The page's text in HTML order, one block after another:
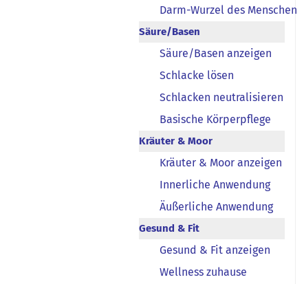
Darm-Wurzel des Menschen
Säure/Basen
Säure/Basen anzeigen
Schlacke lösen
Schlacken neutralisieren
Basische Körperpflege
Kräuter & Moor
Kräuter & Moor anzeigen
Innerliche Anwendung
Äußerliche Anwendung
Gesund & Fit
Gesund & Fit anzeigen
Wellness zuhause